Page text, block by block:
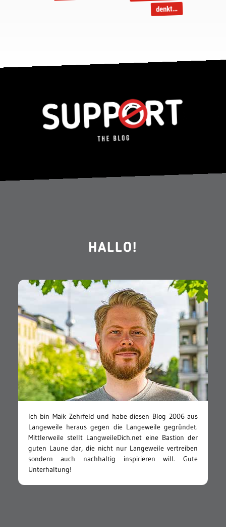
denkt…
HALLO!
Ich bin Maik Zehrfeld und habe diesen Blog 2006 aus
Langeweile heraus gegen die Langeweile gegründet.
Mittlerweile stellt LangweileDich.net eine Bastion der
guten Laune dar, die nicht nur Langeweile vertreiben
sondern auch nachhaltig inspirieren will. Gute
Unterhaltung!